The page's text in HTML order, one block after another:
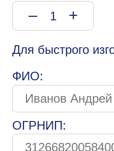
– +
Для быстрого
ФИО:
ОГРНИП: